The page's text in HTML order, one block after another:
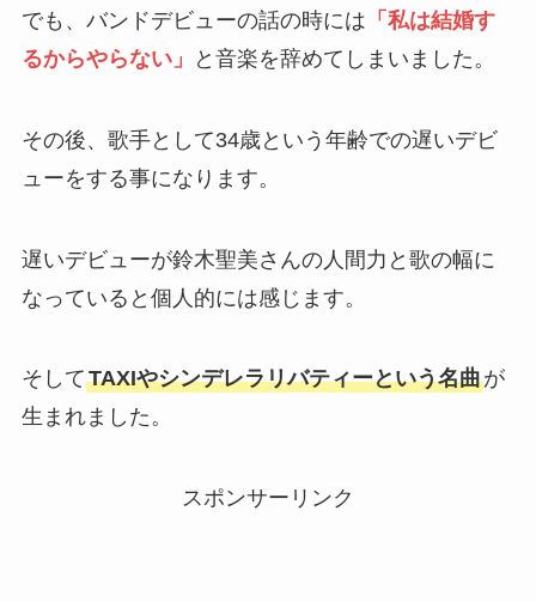
でも、バンドデビューの話の時には 「 私は結婚す
るからやらない」
と音楽を辞めてしまいました。
その後、歌手として34歳という年齢での遅いデビ
ューをする事になります。
遅いデビューが鈴木聖美さんの人間力と歌の幅に
なっていると個人的には感じます。
そしてTAXIやシンデレラリバティーという名曲が
生まれました。
スポンサーリンク